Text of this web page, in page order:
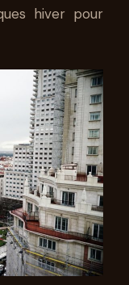
hiver pour